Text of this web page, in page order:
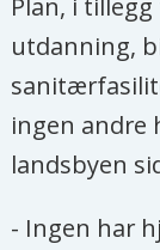
Plan, i
utdanning,
ingen andre
landsbyen
- Ingen har